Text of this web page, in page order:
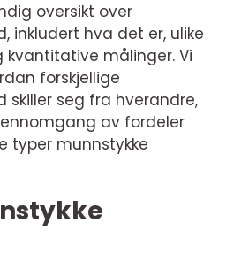
oversikt over
inkludert hva det er, ulike
kvantitative målinger. Vi
forskjellige
skiller seg fra hverandre,
av fordeler
typer munnstykke